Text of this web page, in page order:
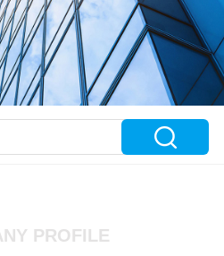
PROFILE